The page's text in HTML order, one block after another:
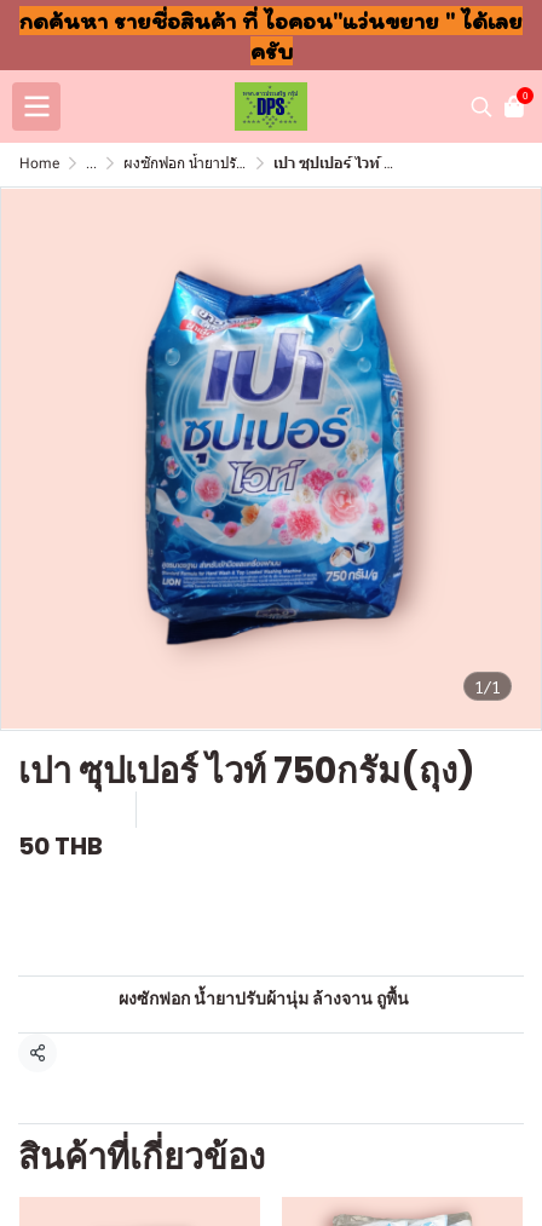
กดค้นหา รายชื่อสินค้า ที่ ไอคอน"แว่นขยาย " ได้เลย
ครับ
0
Home ... ผงซักฟอก น้ำยาปรับผ้านุ่ม ล้างจาน ถูพื้น เปา ซุปเปอร์ ไวท์ 750กรัม(ถุง)
1/1
เปา ซุปเปอร์ ไวท์ 750กรัม(ถุง)
50 THB
ผงซักฟอก น้ำยาปรับผ้านุ่ม ล้างจาน ถูพื้น
แชร์
สินค้าที่เกี่ยวข้อง